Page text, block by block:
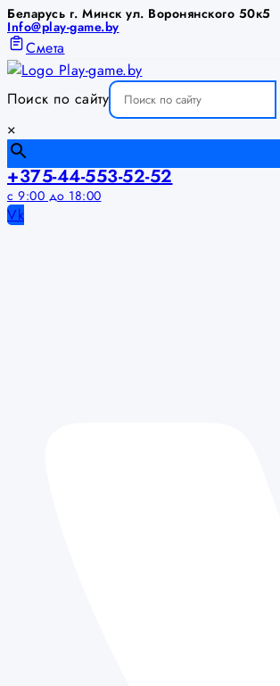
Беларусь г. Минск ул. Воронянского 50к5
Info@play-game.by
Смета
Поиск по сайту
×
+375-44-553-52-52
с 9:00 до 18:00
Vk